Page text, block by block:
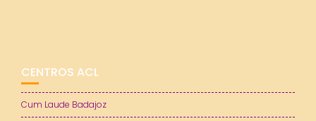
CENTROS ACL
Cum Laude Badajoz